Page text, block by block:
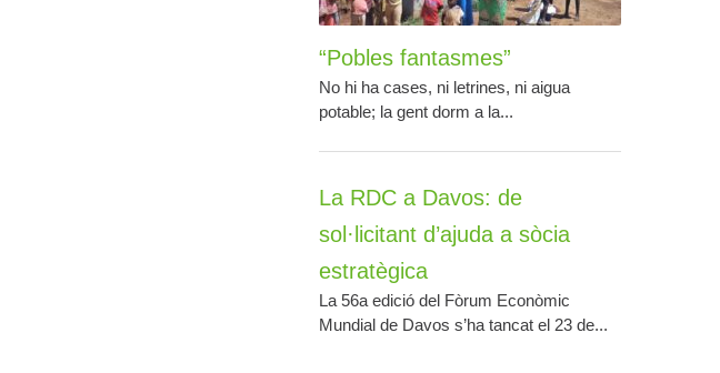
“Pobles fantasmes”
No hi ha cases, ni letrines, ni aigua
potable; la gent dorm a la...
La RDC a Davos: de
sol·licitant d’ajuda a sòcia
estratègica
La 56a edició del Fòrum Econòmic
Mundial de Davos s’ha tancat el 23 de...